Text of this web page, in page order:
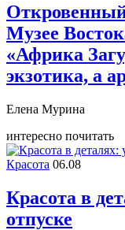
Откровенный
Музее
«Африка
экзотика, а
Елена Мурина
интересно почитать
Красота 06.08
Красота в
отпуске